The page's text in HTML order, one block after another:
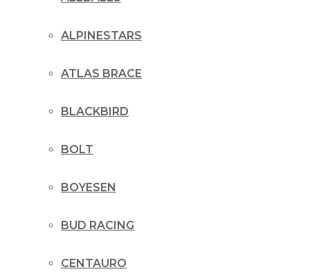
ALPINESTARS
ATLAS BRACE
BLACKBIRD
BOLT
BOYESEN
BUD RACING
CENTAURO